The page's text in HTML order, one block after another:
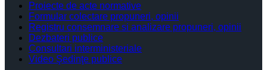
Proiecte de acte normative
Formular colectare propuneri, opinii
Registru consemnare si analizare propuneri, opinii
Dezbateri publice
Consultari interministeriale
Video Şedinţe publice